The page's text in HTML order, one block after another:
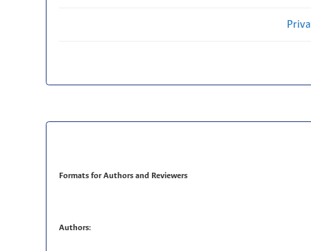
Formats for Authors and Reviewers
Authors: